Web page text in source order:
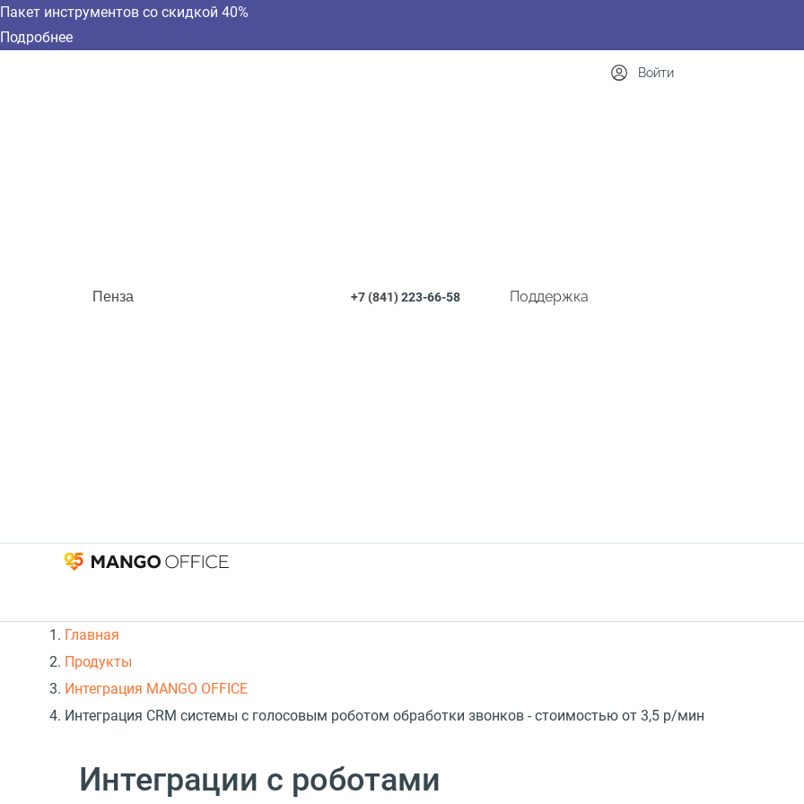
Пакет инструментов со скидкой 40%
Подробнее
Пенза +7 (841)223-66-58 Поддержка
Войти
Главная
Продукты
Интеграция MANGO OFFICE
Интеграция CRM системы с голосовым роботом обработки звонков - стоимостью от 3,5 р/мин
Интеграции с роботами